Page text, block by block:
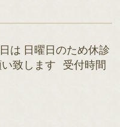
は 日曜日のため休診
い致します 受付時間